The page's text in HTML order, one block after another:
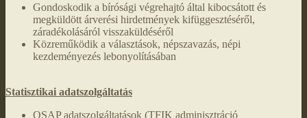
Gondoskodik a bírósági végrehajtó által kibocsátott és
megküldött árverési hirdetmények kifüggesztéséről,
záradékolásáról visszaküldéséről
Közreműködik a választások, népszavazás, népi
kezdeményezés lebonyolításában
Statisztikai adatszolgáltatás
OSAP adatszolgáltatások (TFIK adminisztráció